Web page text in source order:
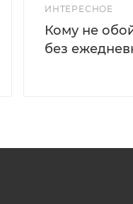
ИНТЕРЕСНОЕ
Кому не
без